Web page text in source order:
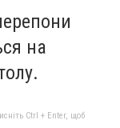
на
Ctrl + Enter, щоб